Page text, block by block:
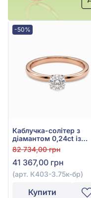
-50%
Каблучка-солітер з
діамантом 0,24ct із
червоного золота 585°,
арт. К403-3.75к-бр
82 734,00 грн
41 367,00 грн
(арт. К403-3.75к-бр)
Купити